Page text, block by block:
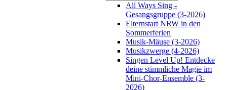
All Ways Sing -
Gesangsgruppe (3-2026)
Elternstart NRW in den
Sommerferien
Musik-Mäuse (3-2026)
Musikzwerge (4-2026)
Singen Level Up! Entdecke
deine stimmliche Magie im
Mini-Chor-Ensemble (3-
2026)